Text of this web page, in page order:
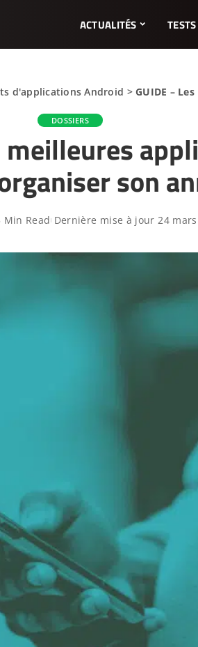
ACTUALITÉS TESTS
d'applications Android >GUIDE –
DOSSIERS
meilleures
son
Min Read Dernière mise à jour 24 mars